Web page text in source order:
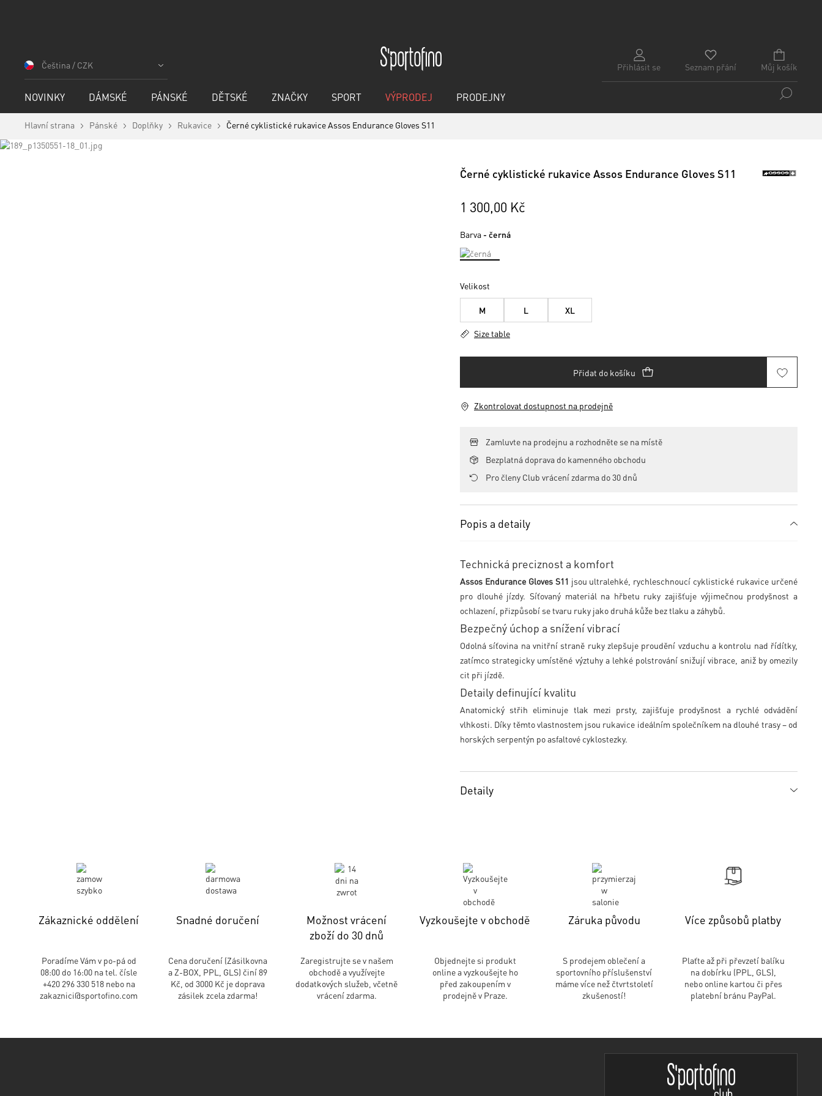
Přihlásit se Můj košík
Seznam přání
Čeština / CZK
NOVINKY DÁMSKÉ PÁNSKÉ DĚTSKÉ ZNAČKY SPORT VÝPRODEJ PRODEJNY
Hlavní strana Pánské Doplňky Rukavice
Černé cyklistické rukavice Assos Endurance Gloves S11
Skip
Černé cyklistické rukavice Assos Endurance Gloves S11
1 300,00 Kč
Barva - černá
Velikost
M L XL
Size table
Přidat do košíku
Zkontrolovat dostupnost na prodejně
Zamluvte na prodejnu a rozhodněte se na místě
Bezplatná doprava do kamenného obchodu
Pro členy Club vrácení zdarma do 30 dnů
Popis a detaily
Technická preciznost a komfort
Assos Endurance Gloves S11 jsou ultralehké, rychleschnoucí cyklistické rukavice určené
pro dlouhé jízdy. Síťovaný materiál na hřbetu ruky zajišťuje výjimečnou prodyšnost a
ochlazení, přizpůsobí se tvaru ruky jako druhá kůže bez tlaku a záhybů.
Bezpečný úchop a snížení vibrací
Odolná síťovina na vnitřní straně ruky zlepšuje proudění vzduchu a kontrolu nad řídítky,
zatímco strategicky umístěné výztuhy a lehké polstrování snižují vibrace, aniž by omezily
cit při jízdě.
Detaily definující kvalitu
Anatomický střih eliminuje tlak mezi prsty, zajišťuje prodyšnost a rychlé odvádění
vlhkosti. Díky těmto vlastnostem jsou rukavice ideálním společníkem na dlouhé trasy – od
horských serpentýn po asfaltové cyklostezky.
Detaily
Zákaznické oddělení
Poradíme Vám v po-pá od
08:00 do 16:00 na tel. čísle
+420 296 330 518 nebo na
zakaznici@sportofino.com
Snadné doručení
Cena doručení (Zásilkovna
a Z-BOX, PPL, GLS) činí 89
Kč, od 3000 Kč je doprava
zásilek zcela zdarma!
Možnost vrácení
zboží do 30 dnů
Zaregistrujte se v našem
obchodě a využívejte
dodatkových služeb, včetně
vrácení zdarma.
Vyzkoušejte v obchodě
Objednejte si produkt
online a vyzkoušejte ho
před zakoupením v
prodejně v Praze.
Záruka původu
S prodejem oblečení a
sportovního příslušenství
máme více než čtvrtstoletí
zkušeností!
Více způsobů platby
Plaťte až při převzetí balíku
na dobírku (PPL, GLS),
nebo online kartou či přes
platební bránu PayPal.